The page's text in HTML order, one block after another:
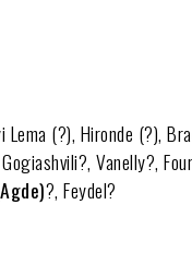
Lema (?), Hironde (?),
Vanelly?,
?, Feydel?